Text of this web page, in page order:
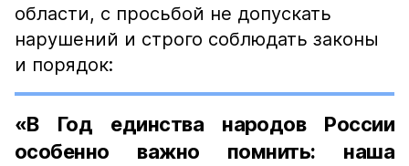
области, с просьбой не допускать
нарушений и строго соблюдать законы
и порядок:
«В Год единства народов России
особенно важно помнить: наша